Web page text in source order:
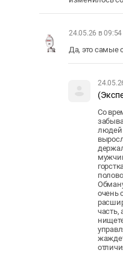
24.05.26 в 09:54
Да, это самые
Со
людей
очень
часть,